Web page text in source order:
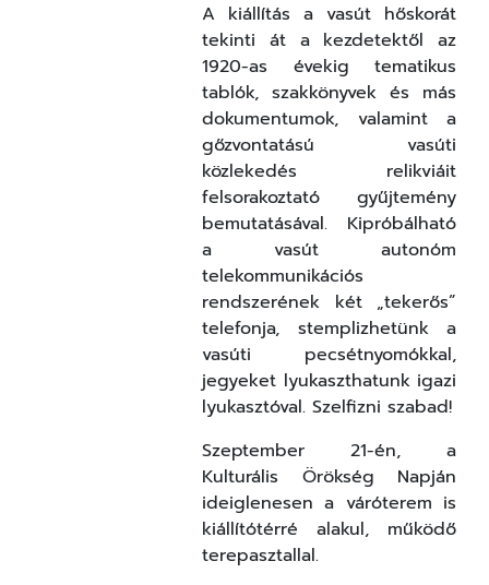
A kiállítás a vasút hőskorát
tekinti át a kezdetektől az
1920-as évekig tematikus
tablók, szakkönyvek és más
dokumentumok, valamint a
gőzvontatású vasúti
közlekedés relikviáit
felsorakoztató gyűjtemény
bemutatásával. Kipróbálható
a vasút autonóm
telekommunikációs
rendszerének két „tekerős”
telefonja, stemplizhetünk a
vasúti pecsétnyomókkal,
jegyeket lyukaszthatunk igazi
lyukasztóval. Szelfizni szabad!
Szeptember 21-én, a
Kulturális Örökség Napján
ideiglenesen a váróterem is
kiállítótérré alakul, működő
terepasztallal.